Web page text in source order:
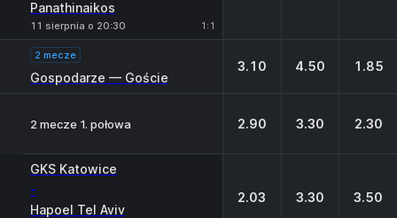
Panathinaikos
11 sierpnia o 20:30 1:1
2 mecze
Gospodarze — Goście
3.10 4.50 1.85
2 mecze 1. połowa 2.90 3.30 2.30
GKS Katowice
-
Hapoel Tel Aviv
2.03 3.30 3.50